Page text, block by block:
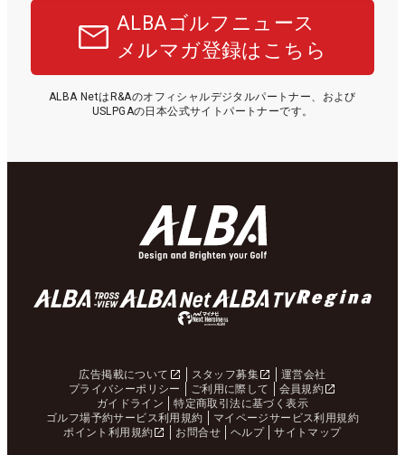
ALBAゴルフニュース
メルマガ登録はこちら
ALBA NetはR&Aのオフィシャルデジタルパートナー、および
USLPGAの日本公式サイトパートナーです。
広告掲載について スタッフ募集
運営会社
プライバシーポリシー
ご利用に際して
会員規約
ガイドライン
特定商取引法に基づく表示
ゴルフ場予約サービス利用規約
マイページサービス利用規約
ポイント利用規約
お問合せ ヘルプ サイトマップ